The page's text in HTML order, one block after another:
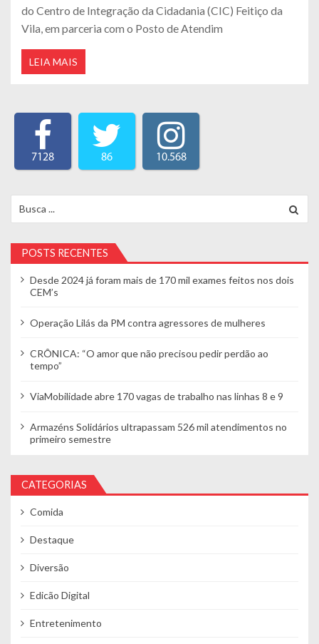
do Centro de Integração da Cidadania (CIC) Feitiço da
Vila, em parceria com o Posto de Atendim
LEIA MAIS
7128 86 10.568
POSTS RECENTES
Desde 2024 já foram mais de 170 mil exames feitos nos dois
CEM’s
Operação Lilás da PM contra agressores de mulheres
CRÔNICA: “O amor que não precisou pedir perdão ao
tempo”
ViaMobilidade abre 170 vagas de trabalho nas linhas 8 e 9
Armazéns Solidários ultrapassam 526 mil atendimentos no
primeiro semestre
CATEGORIAS
Comida
Destaque
Diversão
Edicão Digital
Entretenimento